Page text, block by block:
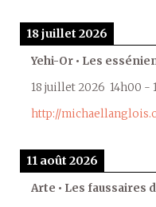
18 juillet 2026
Yehi-Or • Les
18 juillet 2026 14h00 -
http://
11 août 2026
Arte • Les faussaires